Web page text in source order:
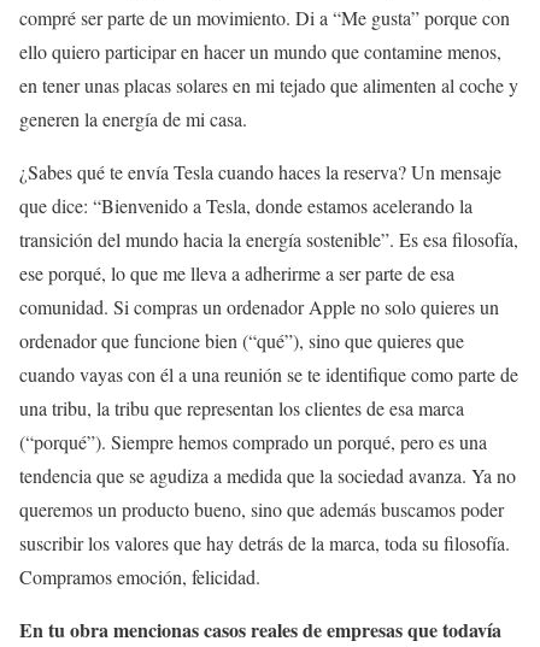
compré ser parte de un movimiento. Di a “Me gusta” porque con
ello quiero participar en hacer un mundo que contamine menos,
en tener unas placas solares en mi tejado que alimenten al coche y
generen la energía de mi casa.
¿Sabes qué te envía Tesla cuando haces la reserva? Un mensaje
que dice: “Bienvenido a Tesla, donde estamos acelerando la
transición del mundo hacia la energía sostenible”. Es esa filosofía,
ese porqué, lo que me lleva a adherirme a ser parte de esa
comunidad. Si compras un ordenador Apple no solo quieres un
ordenador que funcione bien (“qué”), sino que quieres que
cuando vayas con él a una reunión se te identifique como parte de
una tribu, la tribu que representan los clientes de esa marca
(“porqué”). Siempre hemos comprado un porqué, pero es una
tendencia que se agudiza a medida que la sociedad avanza. Ya no
queremos un producto bueno, sino que además buscamos poder
suscribir los valores que hay detrás de la marca, toda su filosofía.
Compramos emoción, felicidad.
En tu obra mencionas casos reales de empresas que todavía